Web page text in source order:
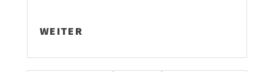
WEITER